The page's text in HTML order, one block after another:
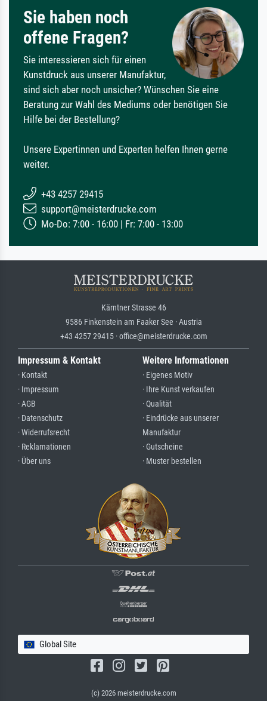
Sie haben noch
offene Fragen?
Sie interessieren sich für einen
Kunstdruck aus unserer Manufaktur,
sind sich aber noch unsicher? Wünschen Sie eine
Beratung zur Wahl des Mediums oder benötigen Sie
Hilfe bei der Bestellung?
Unsere Expertinnen und Experten helfen Ihnen gerne
weiter.
+43 4257 29415
support@meisterdrucke.com
Mo-Do: 7:00 - 16:00 | Fr: 7:00 - 13:00
Kärntner Strasse 46
9586 Finkenstein am Faaker See · Austria
+43 4257 29415 · office@meisterdrucke.com
Impressum & Kontakt
· Kontakt
· Impressum
· AGB
· Datenschutz
· Widerrufsrecht
· Reklamationen
· Über uns
Weitere Informationen
· Eigenes Motiv
· Ihre Kunst verkaufen
· Qualität
· Eindrücke aus unserer
Manufaktur
· Gutscheine
· Muster bestellen
Global Site
(c) 2026 meisterdrucke.com